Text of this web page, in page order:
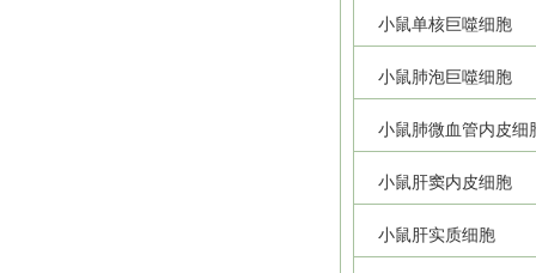
小鼠单核巨噬细胞
小鼠肺泡巨噬细胞
小鼠肺微血管内皮细
小鼠肝窦内皮细胞
小鼠肝实质细胞